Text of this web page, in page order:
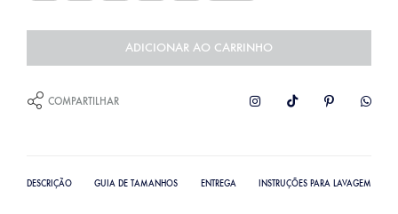
ADICIONAR AO CARRINHO
COMPARTILHAR
DESCRIÇÃO GUIA DE TAMANHOS ENTREGA INSTRUÇÕES PARA LAVAGEM